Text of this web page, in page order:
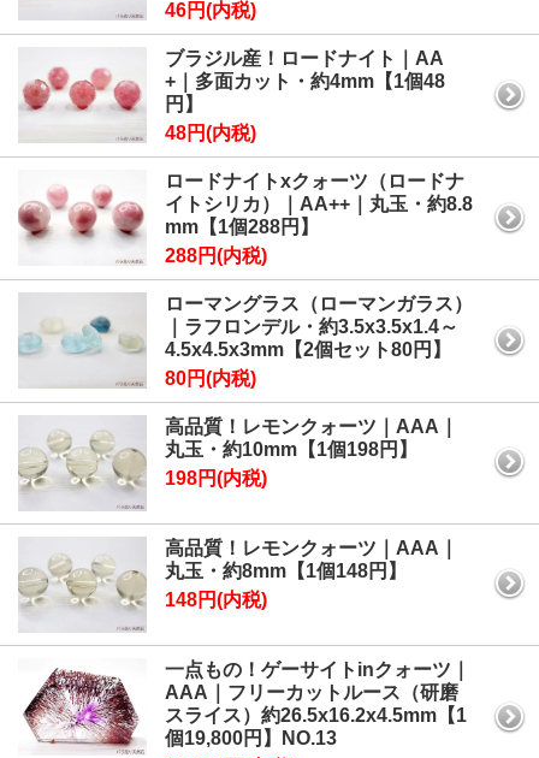
46円(内税)
ブラジル産！ロードナイト｜AA
+｜多面カット・約4mm【1個48
円】
48円(内税)
ロードナイトxクォーツ（ロードナ
イトシリカ）｜AA++｜丸玉・約8.8
mm【1個288円】
288円(内税)
ローマングラス（ローマンガラス）
｜ラフロンデル・約3.5x3.5x1.4～
4.5x4.5x3mm【2個セット80円】
80円(内税)
高品質！レモンクォーツ｜AAA｜
丸玉・約10mm【1個198円】
198円(内税)
高品質！レモンクォーツ｜AAA｜
丸玉・約8mm【1個148円】
148円(内税)
一点もの！ゲーサイトinクォーツ｜
AAA｜フリーカットルース（研磨
スライス）約26.5x16.2x4.5mm【1
個19,800円】NO.13